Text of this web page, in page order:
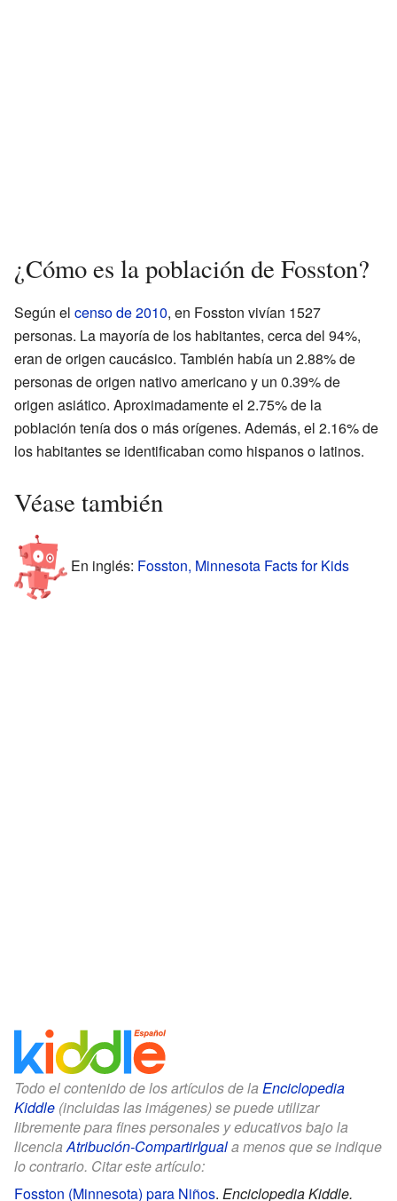
¿Cómo es la población de Fosston?
Según el censo de 2010, en Fosston vivían 1527
personas. La mayoría de los habitantes, cerca del 94%,
eran de origen caucásico. También había un 2.88% de
personas de origen nativo americano y un 0.39% de
origen asiático. Aproximadamente el 2.75% de la
población tenía dos o más orígenes. Además, el 2.16% de
los habitantes se identificaban como hispanos o latinos.
Véase también
En inglés: Fosston, Minnesota Facts for Kids
Todo el contenido de los artículos de la Enciclopedia
Kiddle (incluidas las imágenes) se puede utilizar
libremente para fines personales y educativos bajo la
licenciaAtribución-CompartirIguala menos que se indique
lo contrario. Citar este artículo:
Fosston (Minnesota) para Niños. Enciclopedia Kiddle.